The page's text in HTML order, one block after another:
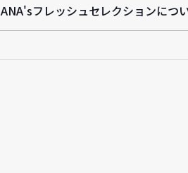
ANA'sフレッシュセレクションにつ